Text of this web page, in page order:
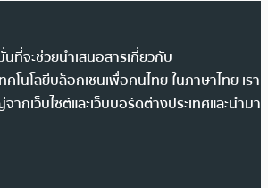
ที่จะช่วยนำเสนอสารเกี่ยวกับ
โนโลยีบล็อกเชนเพื่อคนไทย ในภาษาไทย เรา
กเว็บไซต์และเว็บบอร์ดต่างประเทศและนำมา